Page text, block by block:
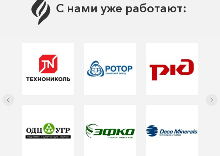
С нами уже работают: